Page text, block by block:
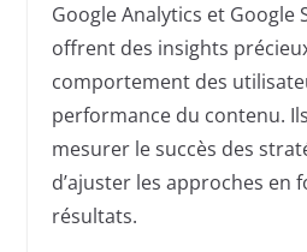
Google Analytics et Google
offrent des insights
comportement des
performance du contenu.
mesurer le succès des
d’ajuster les approches en
résultats.